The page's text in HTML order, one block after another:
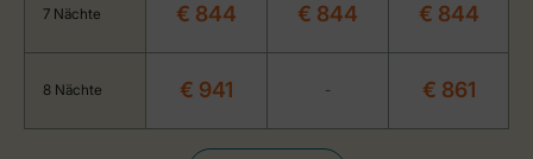
7 Nächte € 844 € 844 € 844
8 Nächte € 941 - € 861